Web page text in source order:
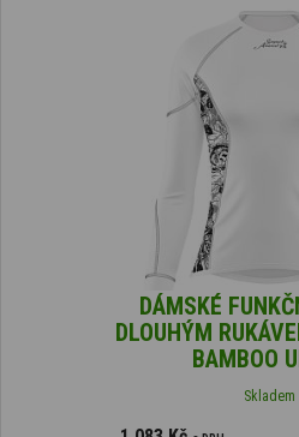
DÁMSKÉ
DLOUHÝM
BAMBOO
Skladem